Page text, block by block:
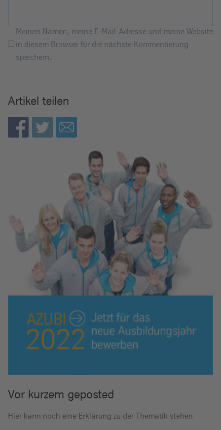
Meinen Namen, meine E-Mail-Adresse und meine Website
in diesem Browser für die nächste Kommentierung
speichern.
Artikel teilen
Vor kurzem geposted
Hier kann noch eine Erklärung zu der Thematik stehen